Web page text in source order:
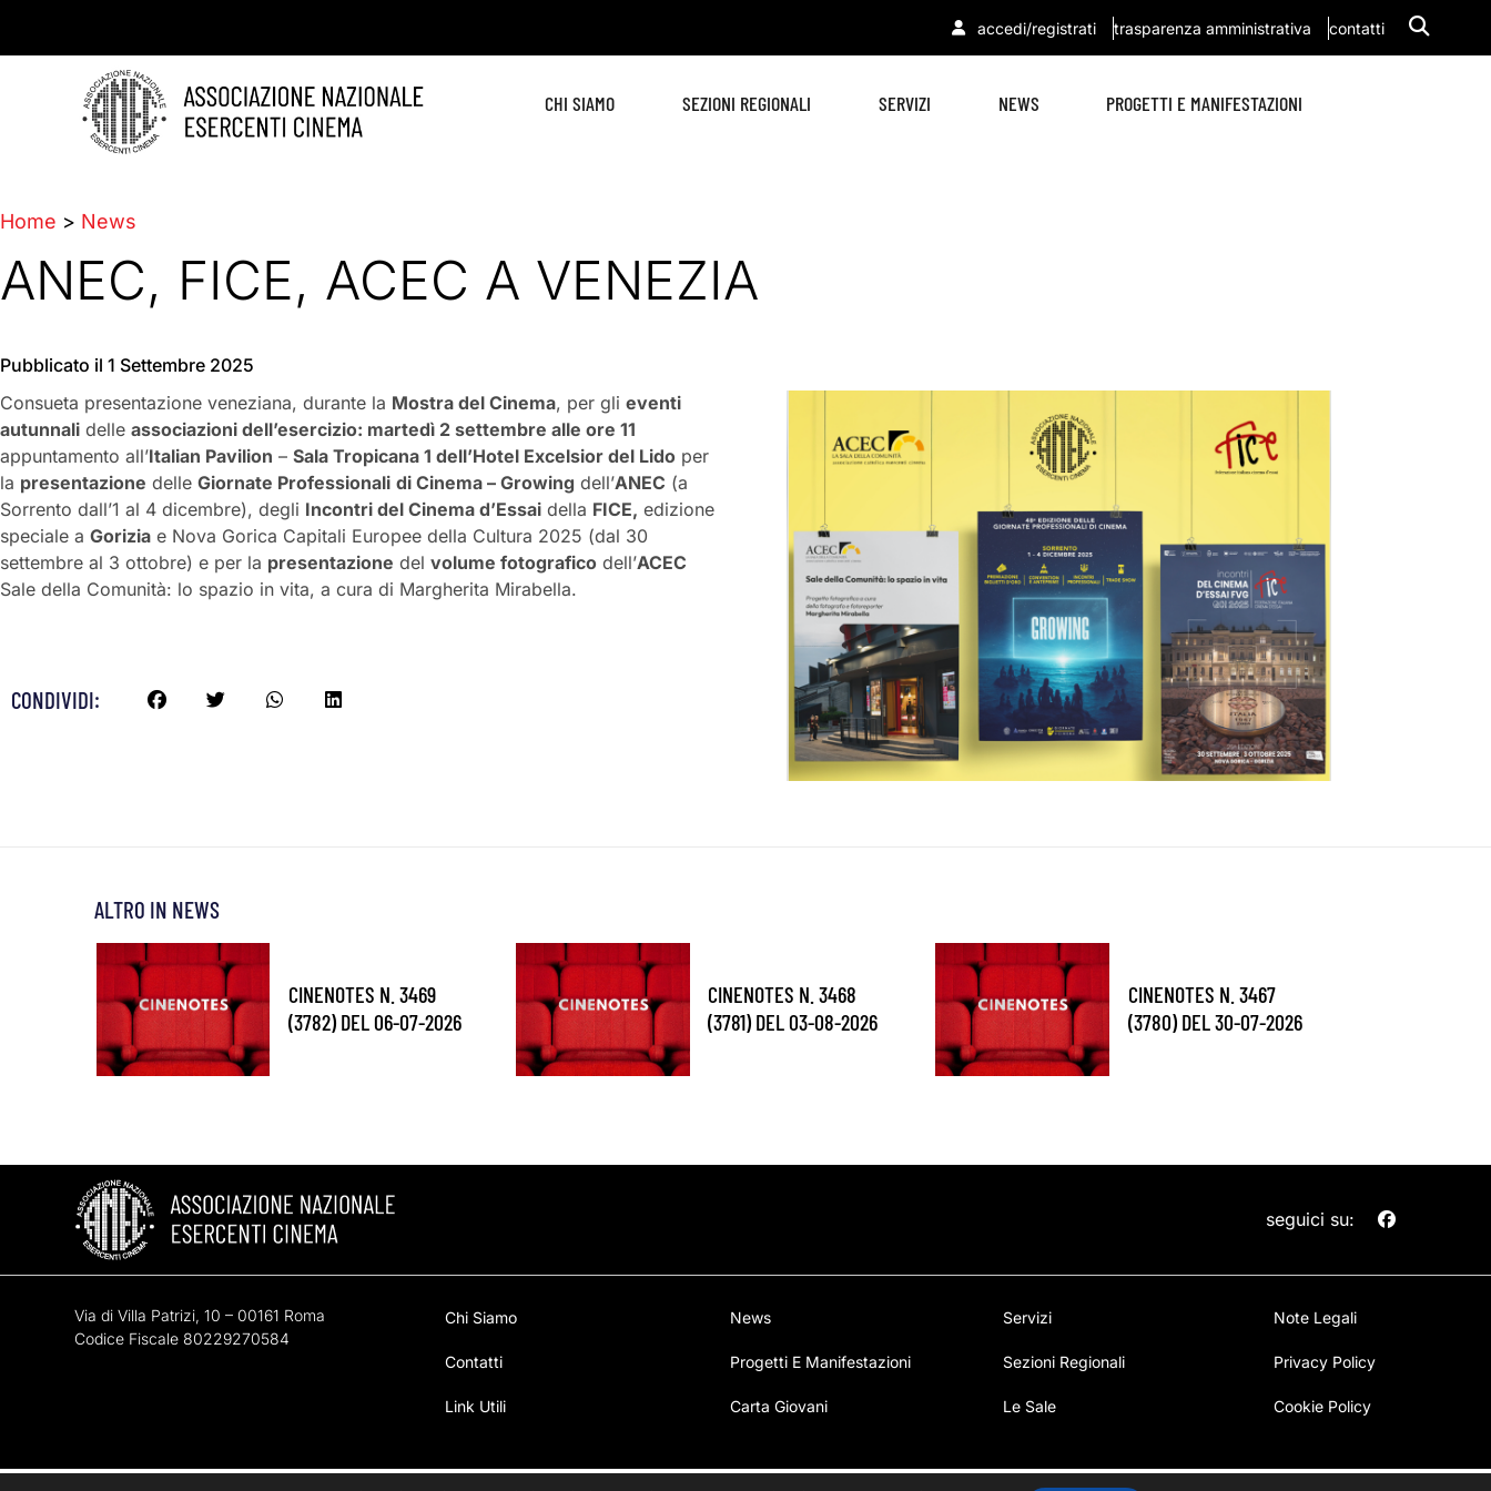
accedi/registrati trasparenza amministrativa contatti
CHI SIAMO SEZIONI REGIONALI SERVIZI NEWS PROGETTI E MANIFESTAZIONI
Home > News
ANEC, FICE, ACEC A VENEZIA
Pubblicato il 1 Settembre 2025
Consueta presentazione veneziana, durante la Mostra del Cinema, per gli eventi
autunnali delle associazioni dell’esercizio: martedì 2 settembre alle ore 11
appuntamento all’Italian Pavilion – Sala Tropicana 1 dell’Hotel Excelsior del Lido per
la presentazione delle Giornate Professionali di Cinema – Growing dell’ANEC (a
Sorrento dall’1 al 4 dicembre), degli Incontri del Cinema d’Essai della FICE, edizione
speciale a Gorizia e Nova Gorica Capitali Europee della Cultura 2025 (dal 30
settembre al 3 ottobre) e per la presentazione del volume fotografico dell’ACEC
Sale della Comunità: lo spazio in vita, a cura di Margherita Mirabella.
CONDIVIDI:
ALTRO IN NEWS
CINENOTES N. 3469
(3782) DEL 06-07-2026
CINENOTES N. 3468
(3781) DEL 03-08-2026
CINENOTES N. 3467
(3780) DEL 30-07-2026
seguici su:
Via di Villa Patrizi, 10 – 00161 Roma
Codice Fiscale 80229270584
Chi Siamo
Contatti
Link Utili
News
Progetti E Manifestazioni
Carta Giovani
Servizi
Sezioni Regionali
Le Sale
Note Legali
Privacy Policy
Cookie Policy